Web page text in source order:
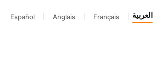
العربية Français
Anglais
Español